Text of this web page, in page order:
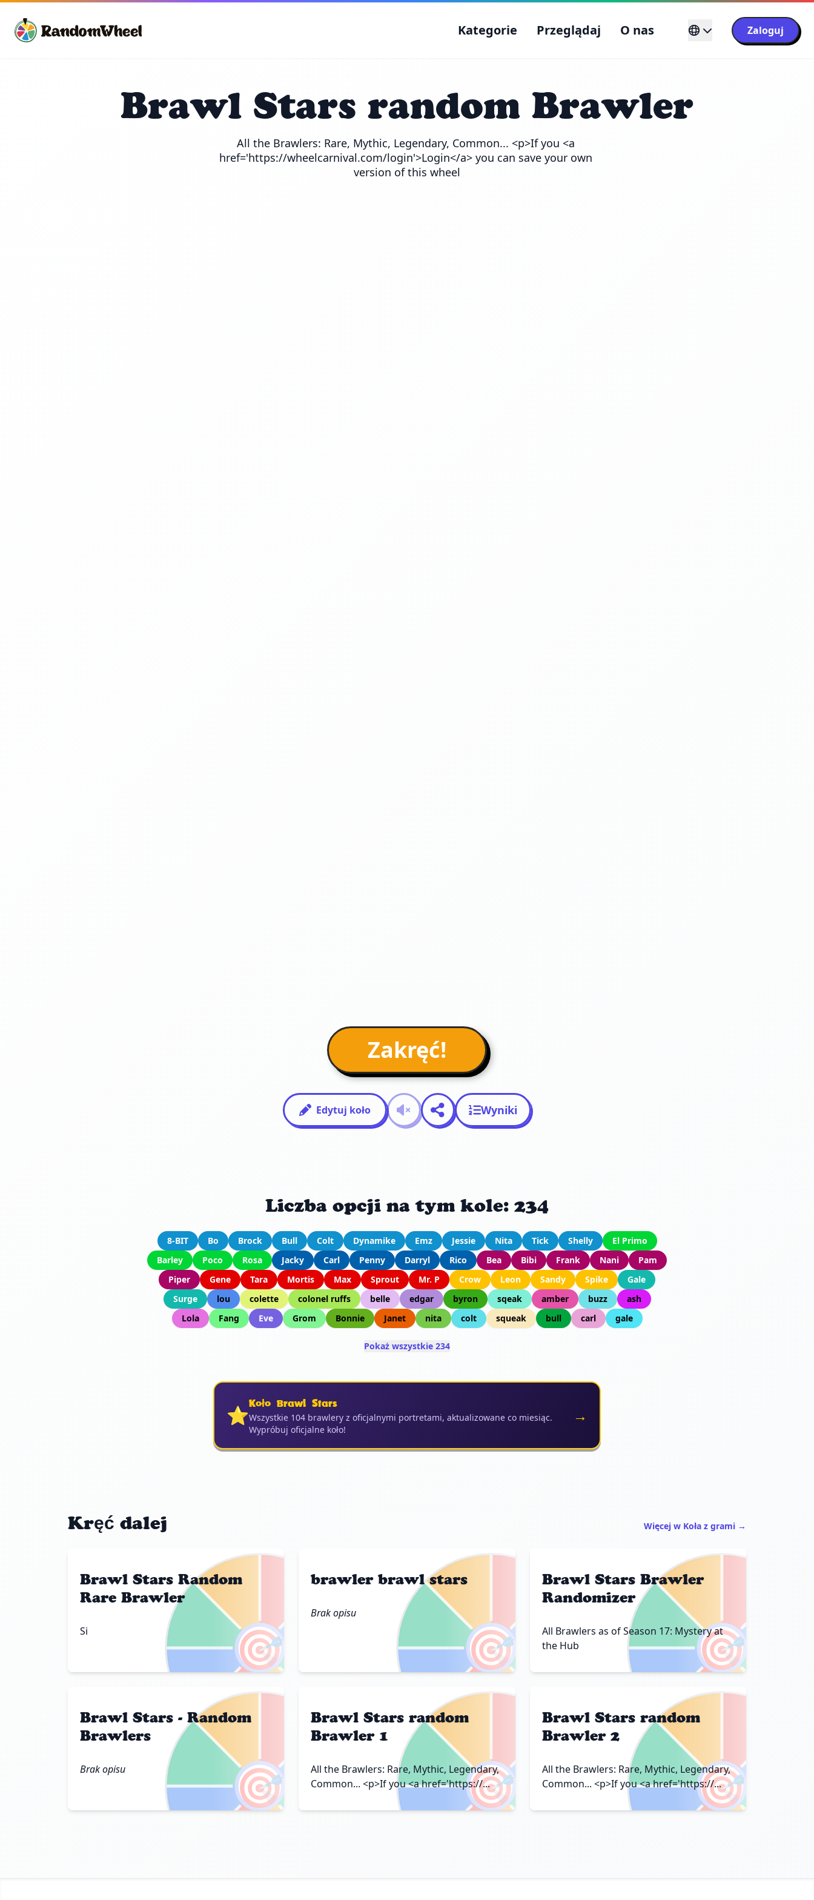
Kategorie Przeglądaj O nas Zaloguj
Brawl Stars random Brawler
All the Brawlers: Rare, Mythic, Legendary, Common... <p>If you <a
href='https://wheelcarnival.com/login'>Login</a> you can save your own
version of this wheel
Zakręć!
Edytuj koło Wyniki
Liczba opcji na tym kole: 234
8-BIT Bo Brock Bull Colt Dynamike Emz Jessie Nita Tick Shelly
El Primo
Barley
Poco Rosa Jacky Carl Penny Darryl Rico Bea Bibi Frank Nani
Pam
Piper
Gene Tara Mortis Max Sprout Mr. P Crow Leon Sandy Spike
Gale
Surge
lou colette colonel ruffs belle edgar byron sqeak amber buzz
ash
Lola
Fang Eve Grom Bonnie Janet nita colt squeak bull carl gale
Pokaż wszystkie 234
⭐Koło Brawl Stars
Wszystkie 104 brawlery z oficjalnymi portretami, aktualizowane co miesiąc.
Wypróbuj oficjalne koło!
→
Kręć dalej Więcej w Koła z grami →
🎯
Brawl Stars Random
Rare Brawler
Si 🎯
brawler brawl stars
Brak opisu
🎯
Brawl Stars Brawler
Randomizer
All Brawlers as of Season 17: Mystery at
the Hub
🎯
Brawl Stars - Random
Brawlers
Brak opisu 🎯
Brawl Stars random
Brawler 1
All the Brawlers: Rare, Mythic, Legendary,
Common... <p>If you <a href='https://...
🎯
Brawl Stars random
Brawler 2
All the Brawlers: Rare, Mythic, Legendary,
Common... <p>If you <a href='https://...